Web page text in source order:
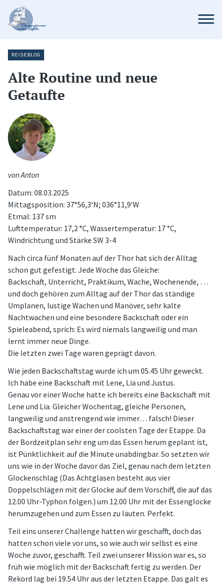
REISEBLOG
Alte Routine und neue
Getaufte
von Anton
Datum: 08.03.2025
Mittagsposition: 37°56,3‘N; 036°11,9‘W
Etmal: 137 sm
Lufttemperatur: 17,2 °C, Wassertemperatur: 17 °C,
Windrichtung und Stärke SW 3-4
Nach circa fünf Monaten auf der Thor hat sich der Alltag
schon gut gefestigt. Jede Woche das Gleiche:
Backschaft, Unterricht, Praktikum, Wache, Wochenende, …
und doch gehören zum Alltag auf der Thor das ständige
Umplanen, lustige Wachen und Manöver, sehr kalte
Nachtwachen und eine besondere Backschaft oder ein
Spieleabend, sprich: Es wird niemals langweilig und man
lernt immer neue Dinge.
Die letzten zwei Tage waren geprägt davon.
Wie jeden Backschaftstag wurde ich um 05.45 Uhr geweckt.
Ich habe eine Backschaft mit Lene, Lia und Justus.
Genau vor einer Woche hatte ich bereits eine Backschaft mit
Lene und Lia. Gleicher Wochentag, gleiche Personen,
langweilig und anstrengend wie immer… falsch! Dieser
Backschaftstag war einer der coolsten Tage der Etappe. Da
der Bordzeitplan sehr eng um das Essen herum geplant ist,
ist Pünktlichkeit auf die Minute unabdingbar. So setzten wir
uns wie in der Woche davor das Ziel, genau nach dem letzten
Glockenschlag (Das Achtglasen besteht aus vier
Doppelschlägen mit der Glocke auf dem Vorschiff, die auf das
12.00 Uhr-Typhon folgen.) um 12.00 Uhr mit der Essenglocke
herumzugehen und zum Essen zu läuten. Perfekt.
Teil eins unserer Challenge hatten wir geschafft, doch das
hatten schon viele vor uns, so wie auch wir selbst es eine
Woche zuvor, geschafft. Teil zwei unserer Mission war es, so
früh wie möglich mit der Backschaft fertig zu werden. Der
Rekord lag bei 19.54 Uhr aus der letzten Etappe. Das galt es